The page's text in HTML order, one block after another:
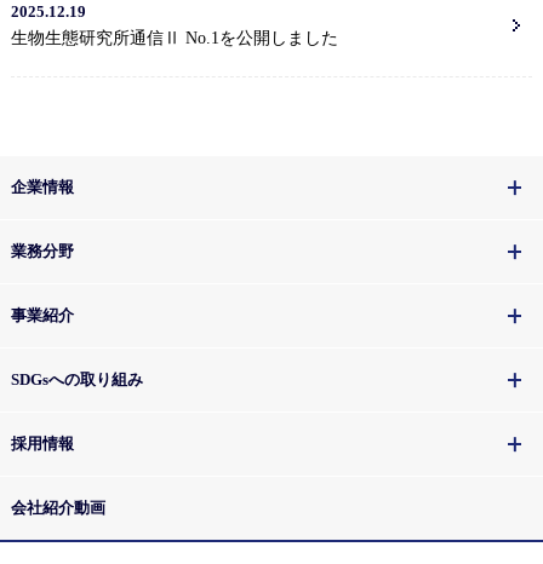
2025.12.19
生物生態研究所通信Ⅱ No.1を公開しました
企業情報
業務分野
事業紹介
SDGsへの取り組み
採用情報
会社紹介動画